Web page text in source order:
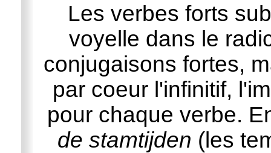
Les verbes forts
voyelle dans le
conjugaisons fortes,
par coeur l'infinitif,
pour chaque verbe.
de stamtijden (les